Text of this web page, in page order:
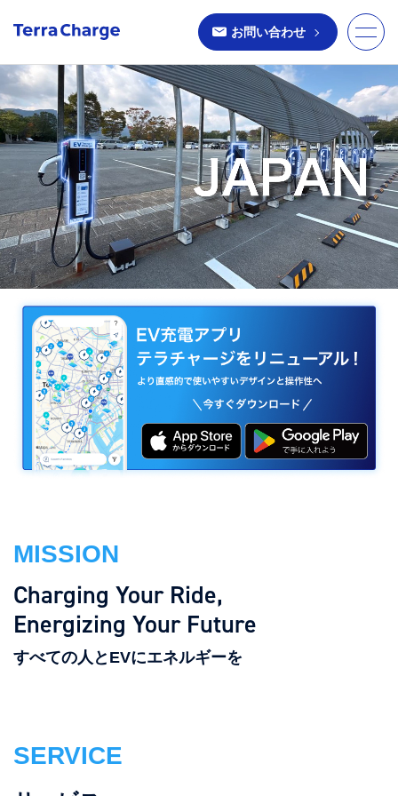
お問い合わせ
toggle
MISSION
Charging Your Ride,
Energizing Your Future
すべての人とEVにエネルギーを
SERVICE